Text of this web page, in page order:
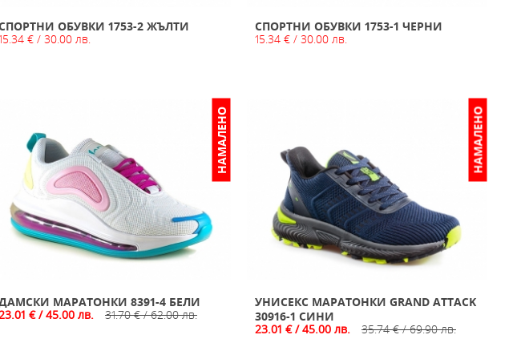
ОБУВКИ 1753-2 ЖЪЛТИ
€ / 30.00 лв.
СПОРТНИ ОБУВКИ 1753-1 ЧЕРНИ
15.34 € / 30.00 лв.
НАМАЛЕНО
МАРАТОНКИ 8391-4 БЕЛИ
€ / 45.00 лв.
31.70 € / 62.00 лв.
НАМАЛЕНО
УНИСЕКС МАРАТОНКИ GRAND ATTACK
30916-1 СИНИ
23.01 € / 45.00 лв.
35.74 € / 69.90 лв.